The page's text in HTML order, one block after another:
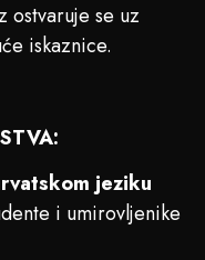
ostvaruje se uz
iskaznice.
jeziku
i umirovljenike